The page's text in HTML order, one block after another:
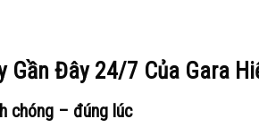
Gần Đây 24/7 Của Gara
chóng – đúng lúc